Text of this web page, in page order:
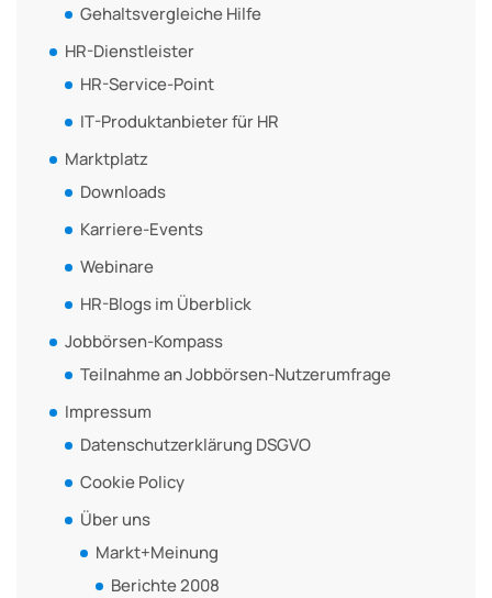
Gehaltsvergleiche Hilfe
HR-Dienstleister
HR-Service-Point
IT-Produktanbieter für HR
Marktplatz
Downloads
Karriere-Events
Webinare
HR-Blogs im Überblick
Jobbörsen-Kompass
Teilnahme an Jobbörsen-Nutzerumfrage
Impressum
Datenschutzerklärung DSGVO
Cookie Policy
Über uns
Markt+Meinung
Berichte 2008